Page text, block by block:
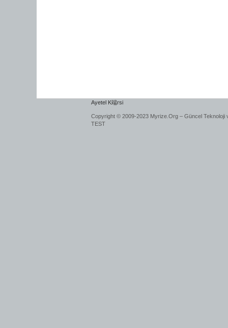
Ayetel K端rsi
Copyright © 2009-2023 Myrize.Org – Güncel Teknoloji
TEST